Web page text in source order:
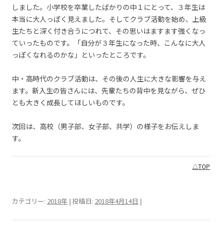
しました。小学校を卒業したばかりの中１にとって、３年生は
本当に大人っぽく見えました。そしてクラブ活動を始め、上級
生たちと深く付き合うにつれて、その思いはますます強くなっ
ていったものです。「自分が３年生になった時、こんなに大人
っぽくなれるのかな」といったところです。
中・高時代のクラブ活動は、その後の人生に大きな影響を与え
ます。新入生の皆さんには、先輩たちの背中を見ながら、ぜひ
とも大きく成長してほしいものです。
次回は、高校（男子部、女子部、共学）の様子をお伝えしま
す。
△TOP
カテゴリー: 2018年 | 投稿日: 2018年4月14日 |